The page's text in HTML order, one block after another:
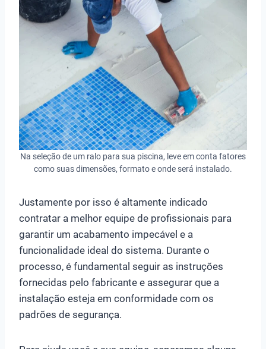
Na seleção de um ralo para sua piscina, leve em conta fatores
como suas dimensões, formato e onde será instalado.
Justamente por isso é altamente indicado
contratar a melhor equipe de profissionais para
garantir um acabamento impecável e a
funcionalidade ideal do sistema. Durante o
processo, é fundamental seguir as instruções
fornecidas pelo fabricante e assegurar que a
instalação esteja em conformidade com os
padrões de segurança.